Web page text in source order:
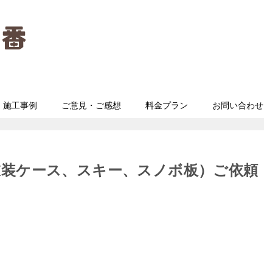
施工事例 ご意見・ご感想 料金プラン お問い合わせ
ケース、スキー、スノボ板）ご依頼